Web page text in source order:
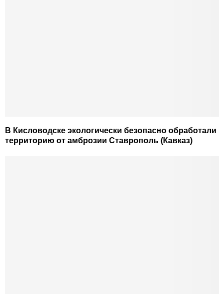
В Кисловодске экологически безопасно обработали
территорию от амброзии Ставрополь (Кавказ)